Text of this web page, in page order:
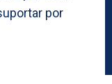
por